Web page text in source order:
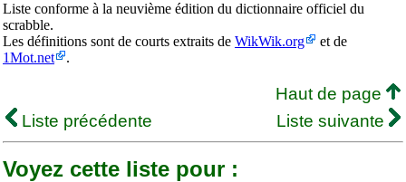
Liste conforme à la neuvième édition du dictionnaire officiel du
scrabble.
Les définitions sont de courts extraits de WikWik.org
et de
1Mot.net
.
Haut de page
Liste précédente
Liste suivante
Voyez cette liste pour :